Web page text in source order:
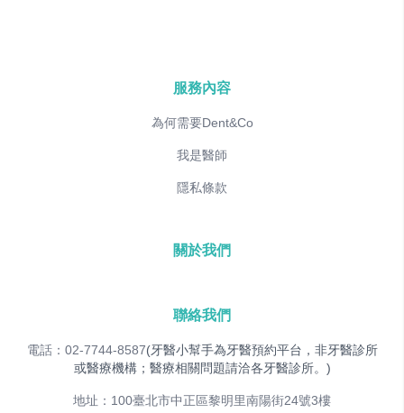
服務內容
為何需要Dent&Co
我是醫師
隱私條款
關於我們
聯絡我們
電話：02-7744-8587(牙醫小幫手為牙醫預約平台，非牙醫診所
或醫療機構；醫療相關問題請洽各牙醫診所。)
地址：100臺北市中正區黎明里南陽街24號3樓